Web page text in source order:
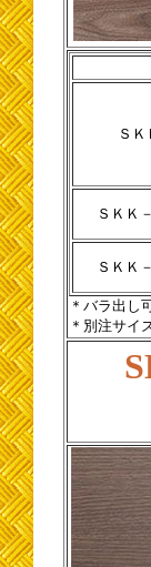
Ｓ
ＳＫＫ
ＳＫＫ
＊バラ出し
＊別注サイ